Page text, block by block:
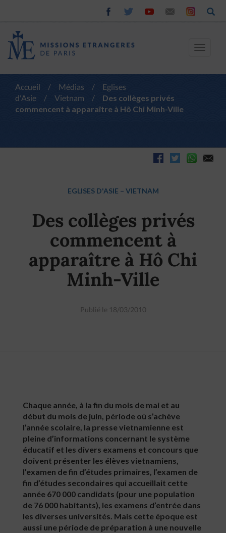
Toggle
Accueil / Médias /
Eglises
d'Asie
/ Vietnam /
Des collèges privés
commencent à apparaître à Hô Chi Minh-Ville
EGLISES D'ASIE – VIETNAM
Des collèges privés
commencent à
apparaître à Hô Chi
Minh-Ville
Publié le 18/03/2010
Chaque année, à la fin du mois de mai et au
début du mois de juin, période où s’achève
l’année scolaire, la presse vietnamienne est
pleine d’informations concernant le système
éducatif et les divers examens et concours que
doivent présenter les élèves vietnamiens,
l’examen de fin d’études primaires, l’examen de
fin d’études secondaires qui accueillait cette
année 670 000 candidats (pour une population
de 76 000 habitants), les examens d’entrée dans
les diverses universités. Mais cette époque est
aussi une période de préparation à une nouvelle